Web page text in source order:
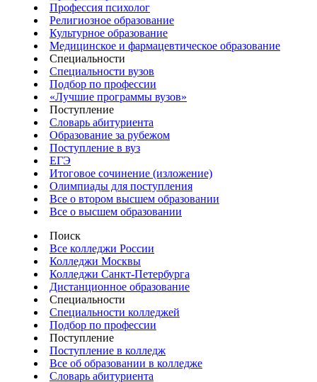
Профессия психолог
Религиозное образование
Культурное образование
Медицинское и фармацевтическое образование
Специальности
Специальности вузов
Подбор по профессии
«Лучшие программы вузов»
Поступление
Словарь абитуриента
Образование за рубежом
Поступление в вуз
ЕГЭ
Итоговое сочинение (изложение)
Олимпиады для поступления
Все о втором высшем образовании
Все о высшем образовании
Поиск
Все колледжи России
Колледжи Москвы
Колледжи Санкт-Петербурга
Дистанционное образование
Специальности
Специальности колледжей
Подбор по профессии
Поступление
Поступление в колледж
Все об образовании в колледже
Словарь абитуриента